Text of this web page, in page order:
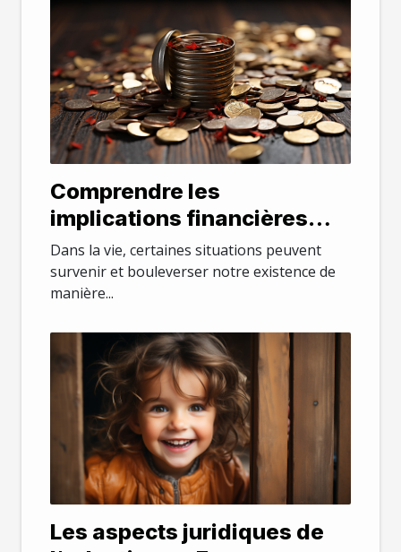
Comprendre les
implications financières
d'un divorce
Dans la vie, certaines situations peuvent
survenir et bouleverser notre existence de
manière...
Les aspects juridiques de